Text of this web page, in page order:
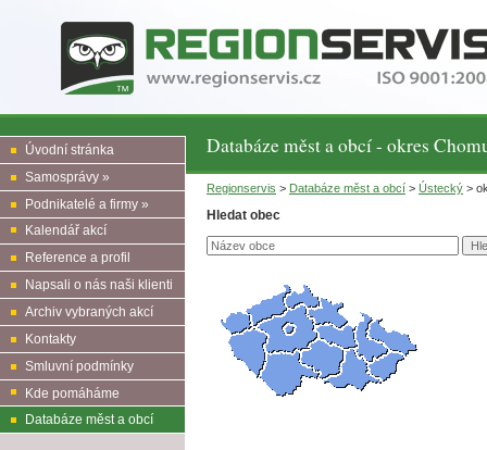
Databáze měst a obcí - okres
Úvodní stránka
Samosprávy »
Podnikatelé a firmy »
Kalendář akcí
Reference a profil
Napsali o nás naši klienti
Archiv vybraných akcí
Kontakty
Smluvní podmínky
Kde pomáháme
Databáze měst a obcí
Regionservis > Databáze měst a obcí > Ústecký >
Hledat obec